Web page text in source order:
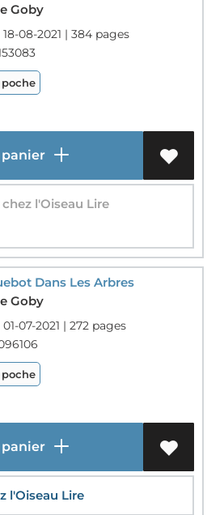
Goby
08-2021 | 384 pages
l'Oiseau Lire
Dans Les Arbres
Goby
07-2021 | 272 pages
l'Oiseau Lire